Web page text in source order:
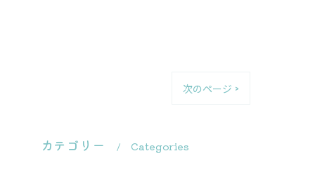
次のページ >
カテゴリー Categories